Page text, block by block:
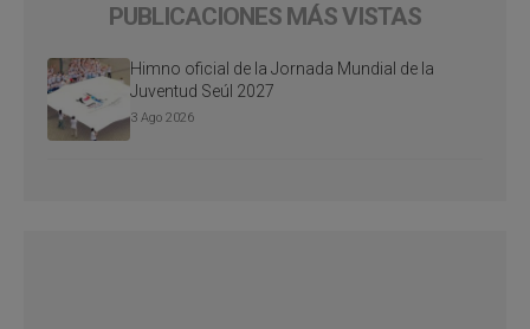
PUBLICACIONES MÁS VISTAS
Himno oficial de la Jornada Mundial de la
Juventud Seúl 2027
3 Ago 2026